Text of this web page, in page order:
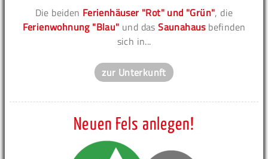
Die beiden Ferienhäuser "Rot" und "Grün", die
Ferienwohnung "Blau" und dasSaunahausbefinden
sich in...
zur Unterkunft
Neuen Fels anlegen!